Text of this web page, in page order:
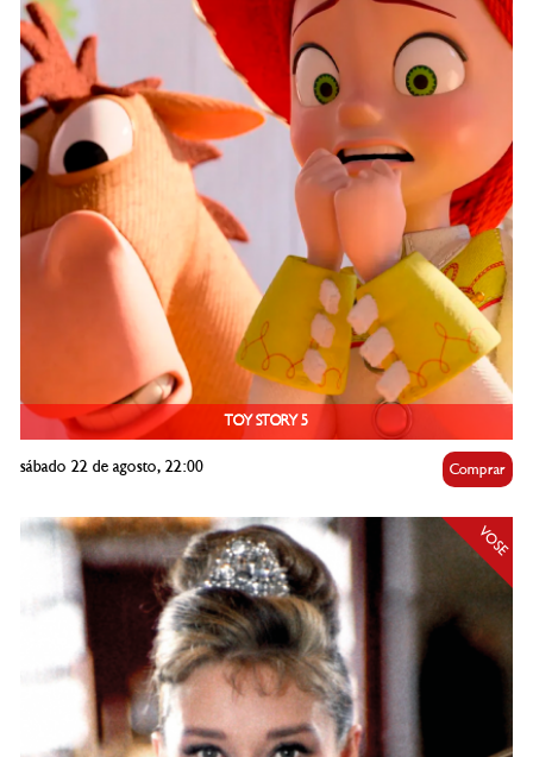
TOY STORY 5
sábado 22 de agosto, 22:00 Comprar
VOSE